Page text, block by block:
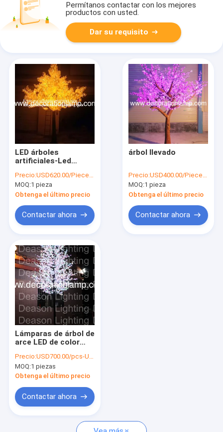
Permítanos contactar con los mejores
productos con usted.
Dar su requisito
LED árboles
artificiales-Led
Precio:USD620.00/Piece-USD650.00/Piece
MOQ:1 pieza
Obtenga el último precio
Contactar ahora
árbol llevado
Precio:USD400.00/Piece-USD420.00/Piece
MOQ:1 pieza
Obtenga el último precio
Contactar ahora
Lámparas de árbol de
arce LED de color
Precio:USD700.00/pcs-USD750.00/pcs
MOQ:1 piezas
Obtenga el último precio
Contactar ahora